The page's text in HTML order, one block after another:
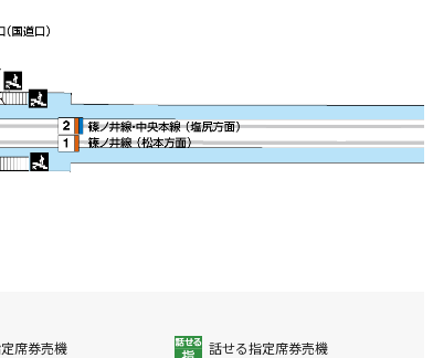
席券売機 話せる指定席券売機